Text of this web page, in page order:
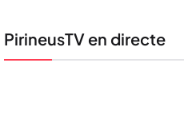
PirineusTV en directe